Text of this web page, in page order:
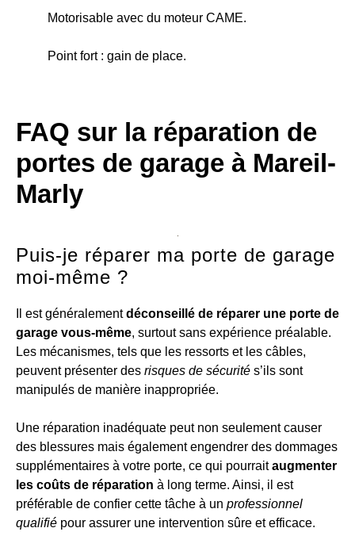
Motorisable avec du moteur CAME.
Point fort : gain de place.
FAQ sur la réparation de
portes de garage à Mareil-
Marly
Puis-je réparer ma porte de garage
moi-même ?
Il est généralementdéconseillé de réparer une porte de
garage vous-même, surtout sans expérience préalable.
Les mécanismes, tels que les ressorts et les câbles,
peuvent présenter des risques de sécurité s’ils sont
manipulés de manière inappropriée.
Une réparation inadéquate peut non seulement causer
des blessures mais également engendrer des dommages
supplémentaires à votre porte, ce qui pourraitaugmenter
les coûts de réparation à long terme. Ainsi, il est
préférable de confier cette tâche à un professionnel
qualifié pour assurer une intervention sûre et efficace.